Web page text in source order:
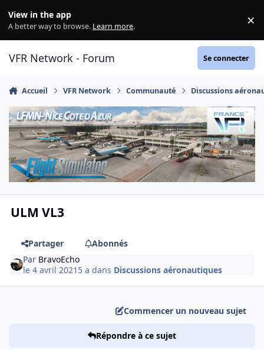
View in the app
A better way to browse. Learn more. ×
VFR Network - Forum Se connecter
Accueil VFR Network Communauté Discussions
ULM VL3
Partager
Abonnés
Par BravoEcho
le 4 avril 2021 5 a dans Discussions aéronautiques
Commencer un nouveau sujet
Répondre à ce sujet